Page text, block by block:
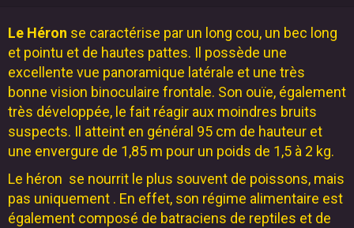
Le Héron se caractérise par un long cou, un bec long
et pointu et de hautes pattes. Il possède une
excellente vue panoramique latérale et une très
bonne vision binoculaire frontale. Son ouïe, également
très développée, le fait réagir aux moindres bruits
suspects. Il atteint en général 95 cm de hauteur et
une envergure de 1,85 m pour un poids de 1,5 à 2 kg.
Le héron se nourrit le plus souvent de poissons, mais
pas uniquement . En effet, son régime alimentaire est
également composé de batraciens de reptiles et de